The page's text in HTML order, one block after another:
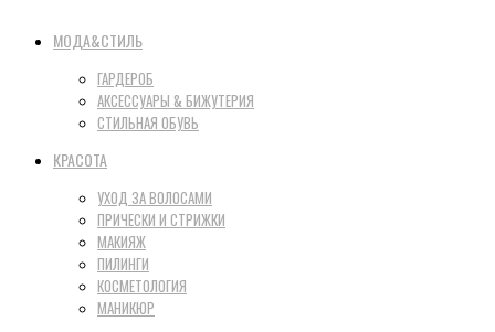
МОДА&СТИЛЬ
ГАРДЕРОБ
АКСЕССУАРЫ & БИЖУТЕРИЯ
СТИЛЬНАЯ ОБУВЬ
КРАСОТА
УХОД ЗА ВОЛОСАМИ
ПРИЧЕСКИ И СТРИЖКИ
МАКИЯЖ
ПИЛИНГИ
КОСМЕТОЛОГИЯ
МАНИКЮР